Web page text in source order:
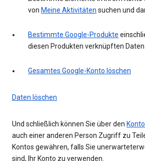
von Meine Aktivitäten suchen und
Bestimmte Google-Produkte
diesen Produkten verknüpften
Gesamtes Google-Konto löschen
Daten löschen
Und schließlich können Sie über den
auch einer anderen Person Zugriff zu
Kontos gewähren, falls Sie
sind, Ihr Konto zu verwenden.